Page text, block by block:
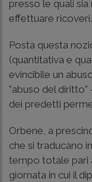
presso le quali
effettuare ricoveri.
Posta questa
(quantitativa e
evincibile un
"abuso del
dei predetti
Orbene, a
che si traducano
tempo totale pari
giornata in cui il